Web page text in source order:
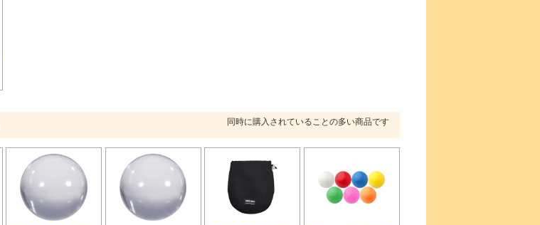
同時に購入されていることの多い商品です